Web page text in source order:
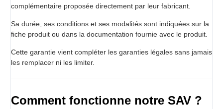
complémentaire proposée directement par leur fabricant.
Sa durée, ses conditions et ses modalités sont indiquées sur la
fiche produit ou dans la documentation fournie avec le produit.
Cette garantie vient compléter les garanties légales sans jamais
les remplacer ni les limiter.
Comment fonctionne notre SAV ?